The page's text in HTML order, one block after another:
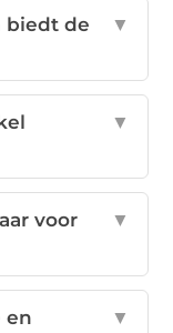
biedt de
▼
▼
voor
▼
en
▼